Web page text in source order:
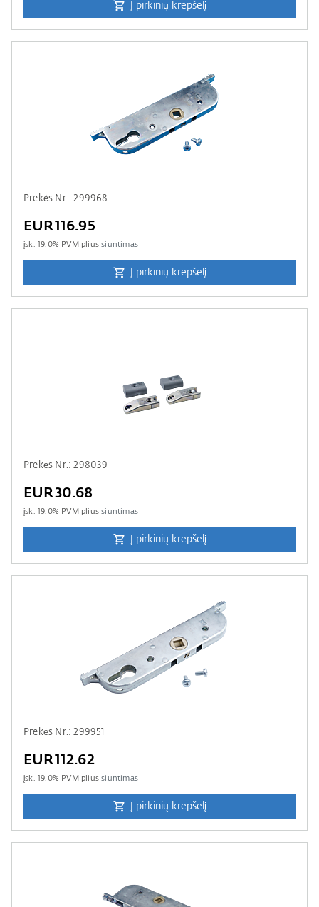
Į pirkinių krepšelį
Prekės Nr.: 299968
EUR116.95
įsk. 19.0% PVM pliussiuntimas
Į pirkinių krepšelį
Prekės Nr.: 298039
EUR30.68
įsk. 19.0% PVM pliussiuntimas
Į pirkinių krepšelį
Prekės Nr.: 299951
EUR112.62
įsk. 19.0% PVM pliussiuntimas
Į pirkinių krepšelį